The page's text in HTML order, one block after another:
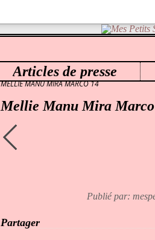
Articles de presse
MES PETITS SOLEILS > 54 MELLIE MANU MIRA
MELLIE MANU MIRA MARCO 14
Mellie Manu Mira
Publié par:
Partager